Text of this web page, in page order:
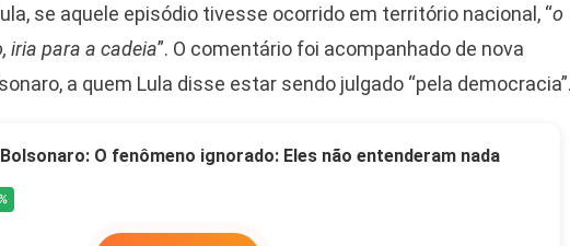
se aquele episódio tivesse ocorrido em território nacional, “o
iria para a cadeia”. O comentário foi acompanhado de nova
a quem Lula disse estar sendo julgado “pela
Bolsonaro: O fenômeno ignorado: Eles não entenderam nada